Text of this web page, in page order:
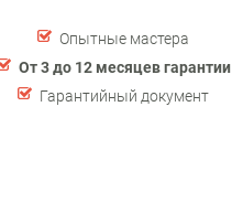
Опытные мастера
От 3 до 12 месяцев гарантии
Гарантийный документ